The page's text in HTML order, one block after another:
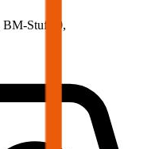
BM-Stufe 0,